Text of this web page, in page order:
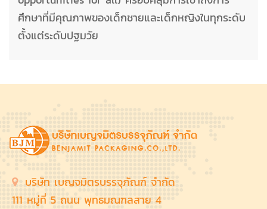
ศึกษาที่มีคุณภาพของเด็กชายและเด็กหญิงในทุกระดับ
ตั้งแต่ระดับปฐมวัย
บริษัท เบญจมิตรบรรจุภัณฑ์ จำกัด
111 หมู่ที่ 5 ถนน พุทธมณฑลสาย 4